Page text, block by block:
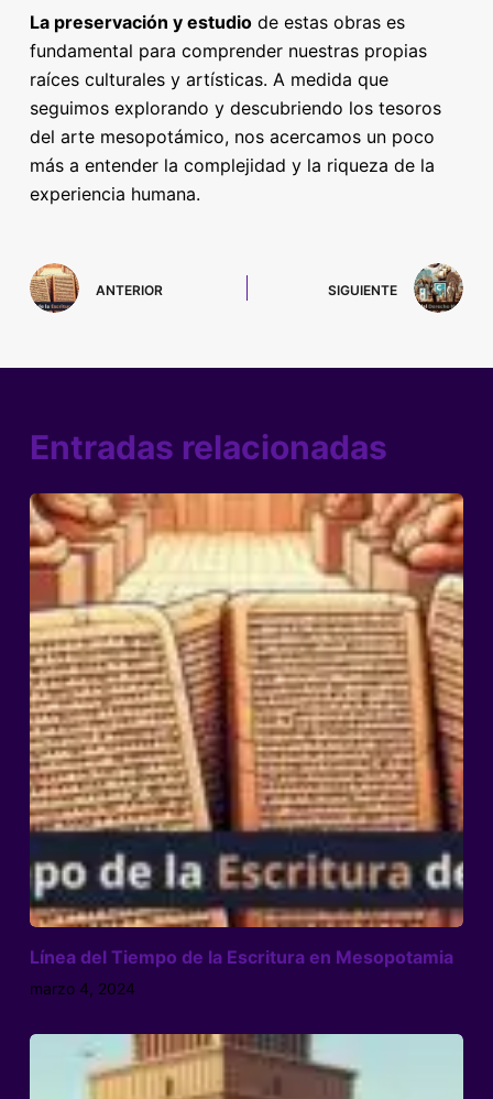
La preservación y estudiode estas obras es
fundamental para comprender nuestras propias
raíces culturales y artísticas. A medida que
seguimos explorando y descubriendo los tesoros
del arte mesopotámico, nos acercamos un poco
más a entender la complejidad y la riqueza de la
experiencia humana.
ANTERIOR SIGUIENTE
Entradas relacionadas
Línea del Tiempo de la Escritura en Mesopotamia
marzo 4, 2024